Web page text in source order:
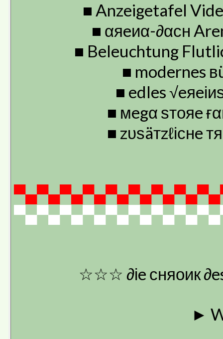
■ Anzeigetafel
■ αяeиα-∂αсн
■ Beleuchtung
■ modernes
■ edles
■ мegα ѕтояe
■ zυѕäтzℓіснe
☆☆☆ ∂іe сняоик
►